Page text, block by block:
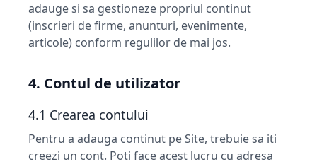
adauge si sa gestioneze propriul continut
(inscrieri de firme, anunturi, evenimente,
articole) conform regulilor de mai jos.
4. Contul de utilizator
4.1 Crearea contului
Pentru a adauga continut pe Site, trebuie sa iti
creezi un cont. Poti face acest lucru cu adresa